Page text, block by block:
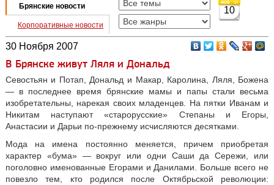
Брянские новости
Корпоративные новости
10
30 Ноября 2007
В Брянске живут Ляля и Дональд
Севостьян и Потап, Дональд и Макар, Каролина, Ляля, Божена
— в последнее время брянские мамы и папы стали весьма
изобретательны, нарекая своих младенцев. На пятки Иванам и
Никитам наступают «старорусские» Степаны и Егоры,
Анастасии и Дарьи по-прежнему исчисляются десятками.
Мода на имена постоянно меняется, причем приобретая
характер «бума» — вокруг или одни Саши да Сережи, или
поголовно именованные Егорами и Данилами. Больше всего не
повезло тем, кто родился после Октябрьской революции: